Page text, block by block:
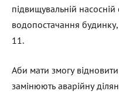
підвищувальній
водопостачання
11.
Аби мати змогу
замінюють аварійну